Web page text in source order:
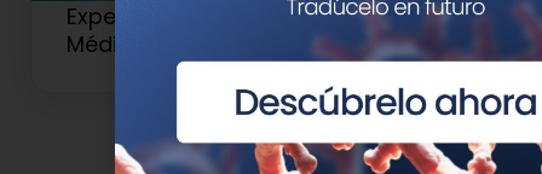
Experto Universitario en Genética
Médica y Genómica (Antiguo 2)